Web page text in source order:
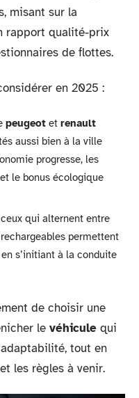
misant sur la
rapport qualité-prix
de flottes.
en 2025 :
peugeot et renault
aussi bien à la ville
progresse, les
le bonus écologique
qui alternent entre
permettent
s’initiant à la conduite
de choisir une
le véhicule qui
tout en
les règles à venir.